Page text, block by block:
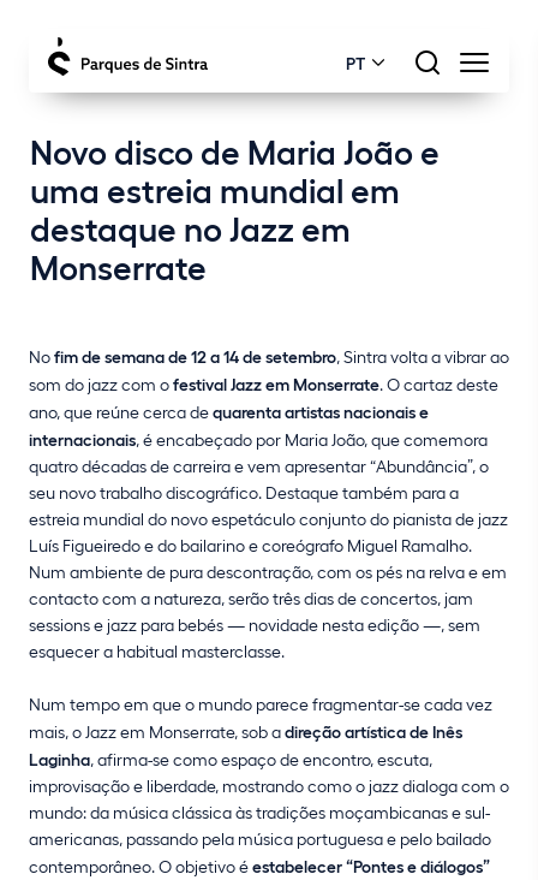
PT
Novo disco de Maria João e
uma estreia mundial em
destaque no Jazz em
Monserrate
Nofim de semana de 12 a 14 de setembro, Sintra volta a vibrar ao
som do jazz com ofestival Jazz em Monserrate. O cartaz deste
ano, que reúne cerca dequarenta artistas nacionais e
internacionais, é encabeçado por Maria João, que comemora
quatro décadas de carreira e vem apresentar “Abundância”, o
seu novo trabalho discográfico. Destaque também para a
estreia mundial do novo espetáculo conjunto do pianista de jazz
Luís Figueiredo e do bailarino e coreógrafo Miguel Ramalho.
Num ambiente de pura descontração, com os pés na relva e em
contacto com a natureza, serão três dias de concertos, jam
sessions e jazz para bebés — novidade nesta edição —, sem
esquecer a habitual masterclasse.
Num tempo em que o mundo parece fragmentar-se cada vez
mais, o Jazz em Monserrate, sob adireção artística de Inês
Laginha, afirma-se como espaço de encontro, escuta,
improvisação e liberdade, mostrando como o jazz dialoga com o
mundo: da música clássica às tradições moçambicanas e sul-
americanas, passando pela música portuguesa e pelo bailado
contemporâneo. O objetivo éestabelecer “Pontes e diálogos”